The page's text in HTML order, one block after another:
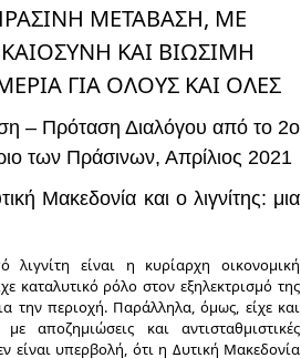
ΜΕΤΑΒΑΣΗ, ΜΕ
ΚΑΙ ΒΙΩΣΙΜΗ
ΓΙΑ ΟΛΟΥΣ ΚΑΙ ΟΛΕΣ
– Πρόταση Διαλόγου από το 2ο
των Πράσινων, Απρίλιος 2021
Μακεδονία και ο λιγνίτης: μια
είναι η κυρίαρχη οικονομική
καταλυτικό ρόλο στον εξηλεκτρισμό της
την περιοχή. Παράλληλα, όμως, είχε και
αποζημιώσεις και αντισταθμιστικές
είναι υπερβολή, ότι η Δυτική Μακεδονία